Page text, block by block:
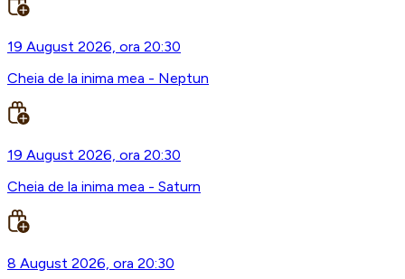
19 August 2026, ora 20:30
Cheia de la inima mea - Neptun
19 August 2026, ora 20:30
Cheia de la inima mea - Saturn
8 August 2026, ora 20:30